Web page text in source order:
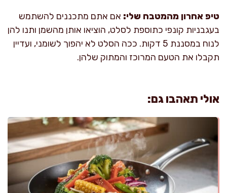
טיפ אחרון מהמטבח שלי: אם אתם מתכננים להשתמש
בעגבניות קונפי כתוספת לסלט, הוציאו אותן מהשמן ותנו להן
לנוח במסננת 5 דקות. ככה הסלט לא יהפוך לשומני, ועדיין
תקבלו את הטעם המרוכז והמתוק שלהן.
אולי תאהבו גם: